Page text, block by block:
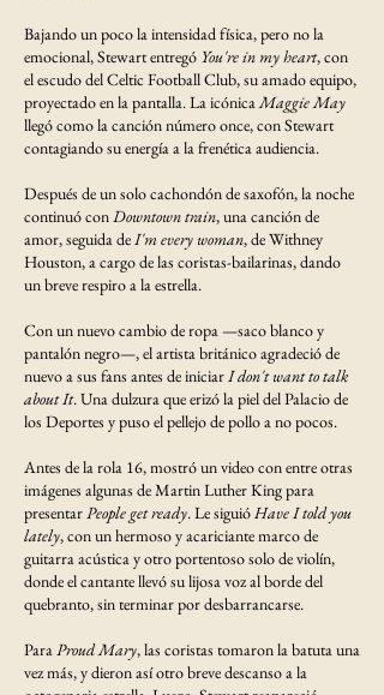
Bajando un poco la intensidad física, pero no la
emocional, Stewart entregó You're in my heart, con
el escudo del Celtic Football Club, su amado equipo,
proyectado en la pantalla. La icónicaMaggie May
llegó como la canción número once, con Stewart
contagiando su energía a la frenética audiencia.
Después de un solo cachondón de saxofón, la noche
continuó conDowntown train, una canción de
amor, seguida deI'm every woman, de Withney
Houston, a cargo de las coristas-bailarinas, dando
un breve respiro a la estrella.
Con un nuevo cambio de ropa —saco blanco y
pantalón negro—, el artista británico agradeció de
nuevo a sus fans antes de iniciarI don't want to talk
about It. Una dulzura que erizó la piel del Palacio de
los Deportes y puso el pellejo de pollo a no pocos.
Antes de la rola 16, mostró un video con entre otras
imágenes algunas de Martin Luther King para
presentarPeople get ready. Le siguióHave I told you
lately, con un hermoso y acariciante marco de
guitarra acústica y otro portentoso solo de violín,
donde el cantante llevó su lijosa voz al borde del
quebranto, sin terminar por desbarrancarse.
ParaProud Mary, las coristas tomaron la batuta una
vez más, y dieron así otro breve descanso a la